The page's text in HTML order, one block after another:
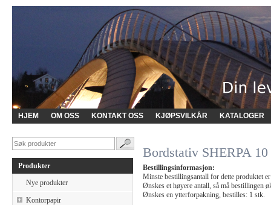
HJEM OM OSS KONTAKT OSS KJØPSVILKÅR KATALOGER
Produkter
Nye produkter
Kontorpapir
Bordstativ SHERPA
Bestillingsinformasjon:
Minste bestillingsantall for dette produktet
Ønskes et høyere antall, så må bestillingen
Ønskes en ytterforpakning, bestilles: 1 stk.